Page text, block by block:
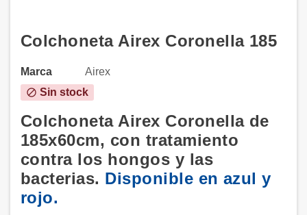
Colchoneta Airex Coronella 185
Marca Airex
block Sin stock
Colchoneta Airex Coronella de
185x60cm, con tratamiento
contra los hongos y las
bacterias. Disponible en azul y
rojo.